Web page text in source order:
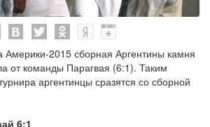
Америки-2015 сборная Аргентины камня
от команды Парагвая (6:1). Таким
аргентинцы сразятся со сборной
6:1